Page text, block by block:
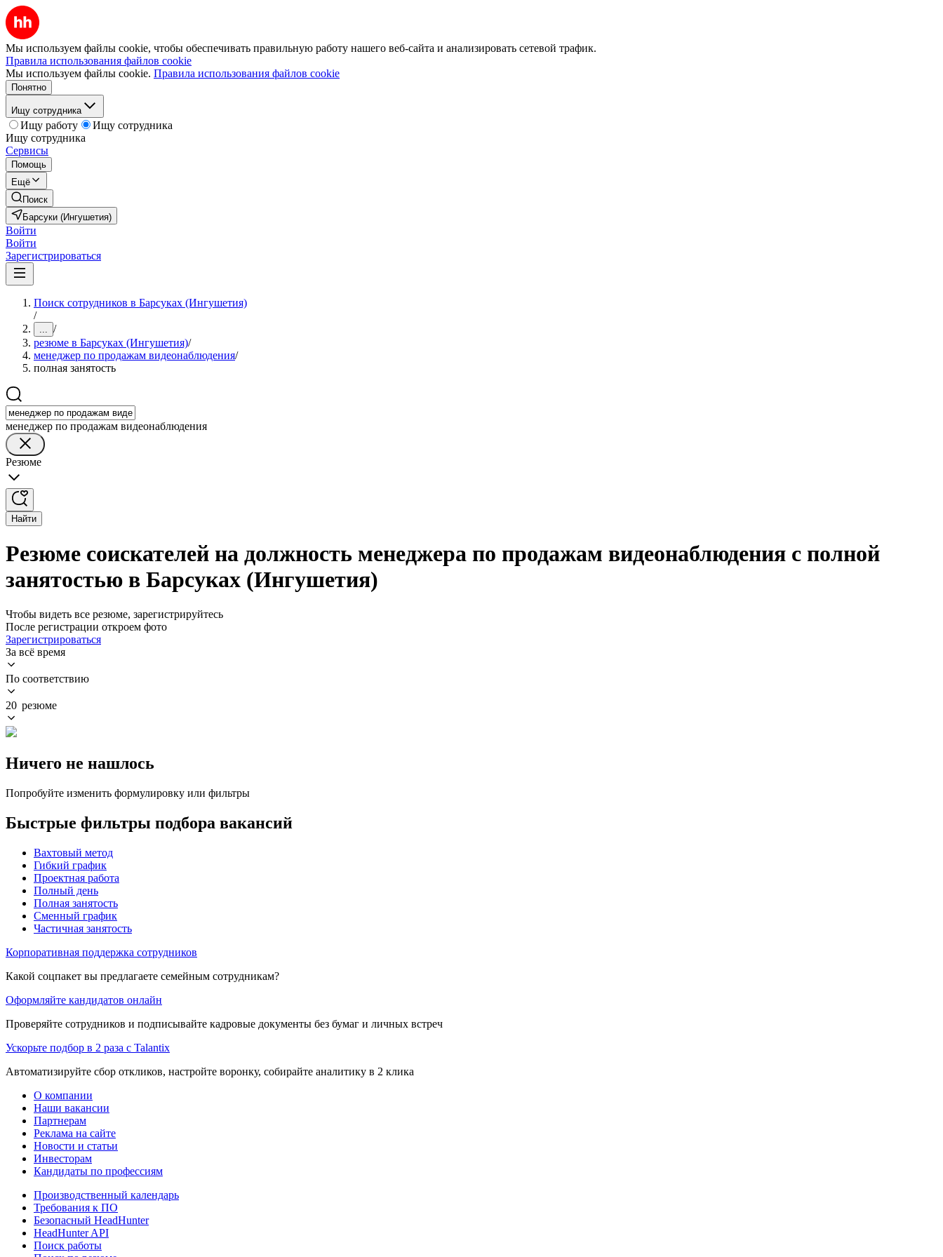
Мы используем файлы cookie, чтобы обеспечивать правильную работу нашего веб-сайта и анализировать сетевой трафик.
Правила использования файлов cookie
Мы используем файлы cookie. Правила использования файлов cookie
Понятно
Ищу сотрудника
Ищу работу
Ищу сотрудника
Ищу сотрудника
Сервисы
Помощь
Ещё
Поиск
Барсуки (Ингушетия)
Войти
Войти
Зарегистрироваться
Поиск сотрудников в Барсуках (Ингушетия)
/
... /
резюме в Барсуках (Ингушетия)/
менеджер по продажам видеонаблюдения/
полная занятость
менеджер по продажам видеонаблюдения
Резюме
Найти
Резюме соискателей на должность менеджера по продажам видеонаблюдения с полной
занятостью в Барсуках (Ингушетия)
Чтобы видеть все резюме, зарегистрируйтесь
После регистрации откроем фото
Зарегистрироваться
За всё время
По соответствию
20 резюме
Ничего не нашлось
Попробуйте изменить формулировку или фильтры
Быстрые фильтры подбора вакансий
Вахтовый метод
Гибкий график
Проектная работа
Полный день
Полная занятость
Сменный график
Частичная занятость
Корпоративная поддержка сотрудников
Какой соцпакет вы предлагаете семейным сотрудникам?
Оформляйте кандидатов онлайн
Проверяйте сотрудников и подписывайте кадровые документы без бумаг и личных встреч
Ускорьте подбор в 2 раза с Talantix
Автоматизируйте сбор откликов, настройте воронку, собирайте аналитику в 2 клика
О компании
Наши вакансии
Партнерам
Реклама на сайте
Новости и статьи
Инвесторам
Кандидаты по профессиям
Производственный календарь
Требования к ПО
Безопасный HeadHunter
HeadHunter API
Поиск работы